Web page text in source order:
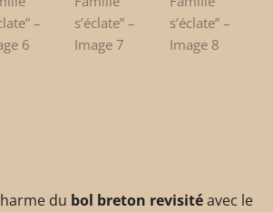
du bol breton revisitéavec le